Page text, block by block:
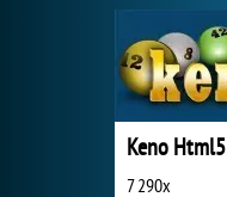
Keno Html5
7 290x